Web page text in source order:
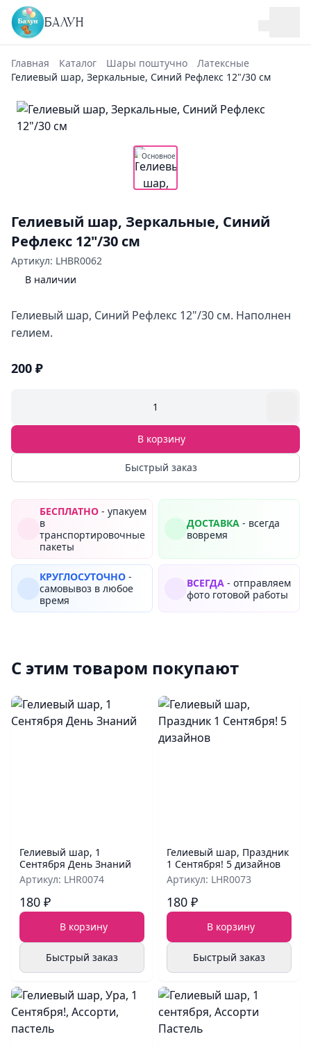
БАЛУН
Главная Каталог Шары поштучно
Латексные
Гелиевый шар, Зеркальные, Синий Рефлекс 12"/30 см
Основное
Гелиевый шар, Зеркальные, Синий
Рефлекс 12"/30 см
Артикул: LHBR0062
В наличии
Гелиевый шар, Синий Рефлекс 12"/30 см. Наполнен
гелием.
200 ₽
1
В корзину
Быстрый заказ
БЕСПЛАТНО - упакуем
в
транспортировочные
пакеты
ДОСТАВКА - всегда
вовремя
КРУГЛОСУТОЧНО -
самовывоз в любое
время
ВСЕГДА - отправляем
фото готовой работы
С этим товаром покупают
Гелиевый шар, 1
Сентября День Знаний
Артикул: LHR0074
180 ₽
В корзину
Быстрый заказ
Гелиевый шар, Праздник
1 Сентября! 5 дизайнов
Артикул: LHR0073
180 ₽
В корзину
Быстрый заказ